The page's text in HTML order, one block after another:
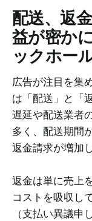
配送、返
益が密か
ックホール
広告が注目を集
は「配送」と「
遅延や配送業者
多く、配送期間
返金請求が増加
返金は単に売上
コストを吸収し
（支払い異議